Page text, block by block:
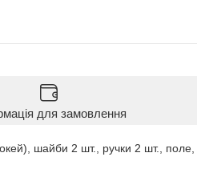
для замовлення
шайби 2 шт., ручки 2 шт., поле,